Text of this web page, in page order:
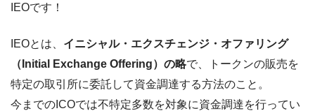
IEOです！
IEOとは、 イニシャル・エクスチェンジ・オファリング
（ Initial Exchange Offering）の略で、トークンの販売を
特定の取引所に委託して資金調達する方法のこと。
今までのICOでは不特定多数を対象に資金調達を行ってい